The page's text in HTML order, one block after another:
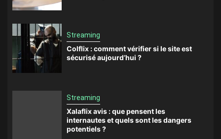
Streaming
Colflix : comment vérifier si le site est
sécurisé aujourd’hui ?
Streaming
Xalaflix avis : que pensent les
internautes et quels sont les dangers
potentiels ?